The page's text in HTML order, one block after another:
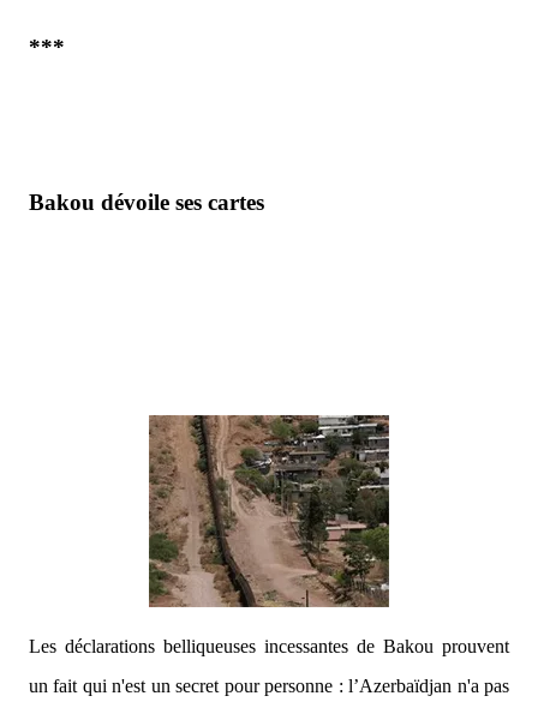
***
Bakou dévoile ses cartes
Les déclarations belliqueuses incessantes de Bakou prouvent
un fait qui n'est un secret pour personne : l’Azerbaïdjan n'a pas